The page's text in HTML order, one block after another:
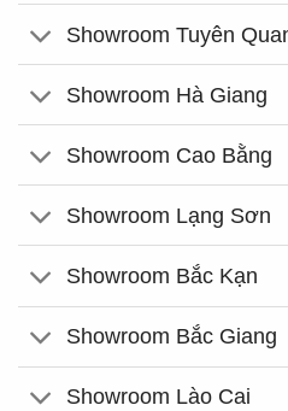
Showroom Tuyên
Showroom Hà Giang
Showroom Cao Bằng
Showroom Lạng Sơn
Showroom Bắc Kạn
Showroom Bắc Giang
Showroom Lào Cai